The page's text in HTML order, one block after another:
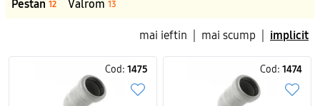
Pestan 12 Valrom 13
mai ieftin mai scump implicit
Cod: 1475 Cod: 1474